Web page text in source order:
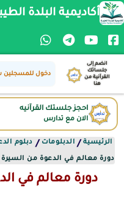
أكاديمية البلدة
دخول للمسجلين
انضم إلى
جلساتك
القرآنية من
هنا
احجز جلستك القرآنيه
الان مع تدارس
الرئيسية / الدبلومات / دبلوم
دورة معالم في الدعوة من السيرة
دورة معالم في